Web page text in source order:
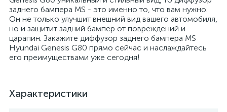
заднего бампера MS - это именно то, что вам нужно.
Он не только улучшит внешний вид вашего автомобиля,
но и защитит задний бампер от повреждений и
царапин. Закажите диффузор заднего бампера MS
Hyundai Genesis G80 прямо сейчас и наслаждайтесь
его преимуществами уже сегодня!
Характеристики